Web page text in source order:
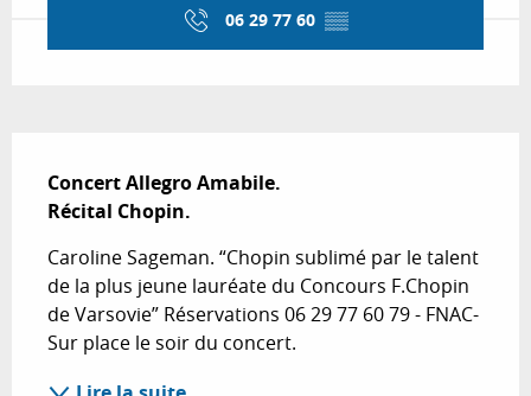
06 29 77 60 ▒▒
Concert Allegro Amabile.
Récital Chopin.
Caroline Sageman. “Chopin sublimé par le talent
de la plus jeune lauréate du Concours F.Chopin
de Varsovie” Réservations 06 29 77 60 79 - FNAC-
Sur place le soir du concert.